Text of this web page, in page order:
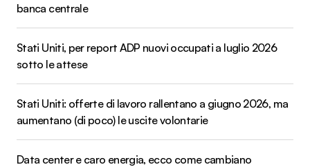
banca centrale
Stati Uniti, per report ADP nuovi occupati a luglio 2026
sotto le attese
Stati Uniti: offerte di lavoro rallentano a giugno 2026, ma
aumentano (di poco) le uscite volontarie
Data center e caro energia, ecco come cambiano